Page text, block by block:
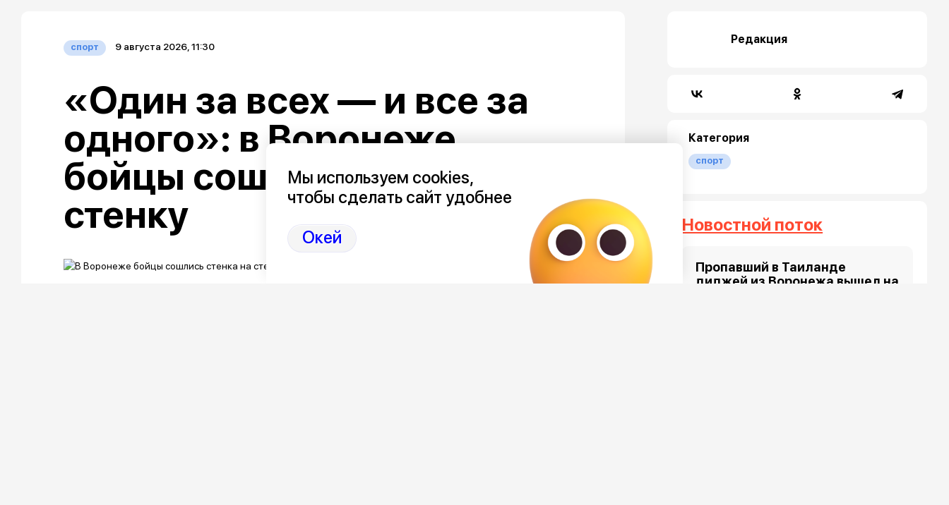
спорт 9 августа 2026, 11:30
«Один за всех — и все за
одного»: в Воронеже
бойцы сошлись стенка на
стенку
Редакция
Категория
спорт
Новостной поток
Пропавший в Таиланде
диджей из Воронежа вышел на
Мы используем cookies,
чтобы сделать сайт удобнее
Окей